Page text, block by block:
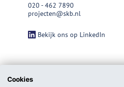
020 - 462 7890
projecten@skb.nl
Bekijk ons op LinkedIn
Cookies